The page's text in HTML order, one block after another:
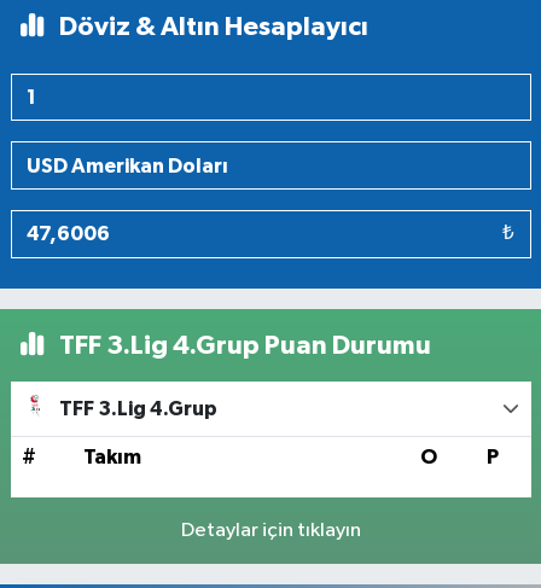
Döviz & Altın Hesaplayıcı
₺
TFF 3.Lig 4.Grup Puan Durumu
TFF 3.Lig 4.Grup
# Takım O P
Detaylar için tıklayın